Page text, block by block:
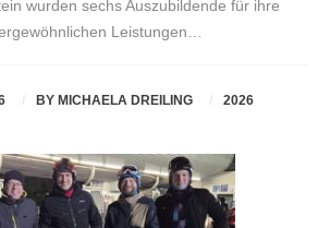
wurden sechs Auszubildende für ihre
Leistungen…
BY MICHAELA DREILING 2026